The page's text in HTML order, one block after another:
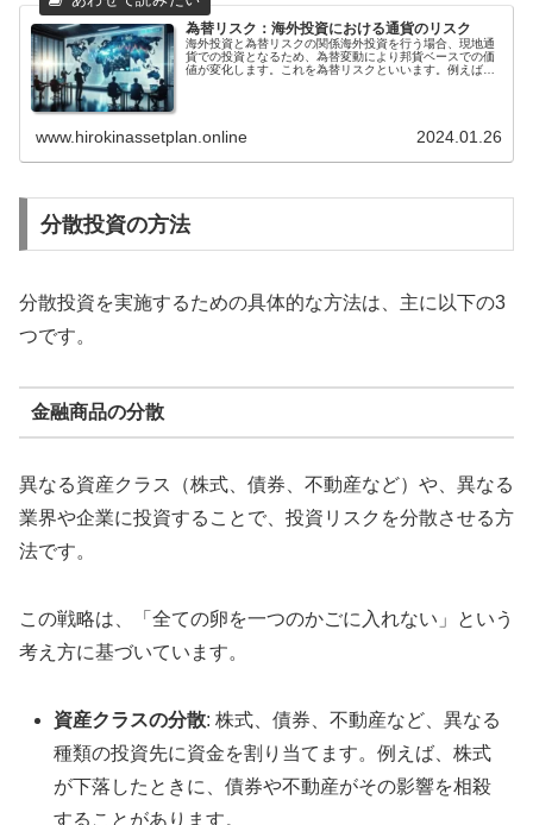
為替リスク：海外投資における通貨のリスク
海外投資と為替リスクの関係海外投資を行う場合、現地通
貨での投資となるため、為替変動により邦貨ベースでの価
値が変化します。これを為替リスクといいます。例えば、
状況が良好で、政治情勢が安定している国は、為替が比較
悪化したり、政治情勢が不安定になったりすると、為替は
が重要です。一般的には、投資対象国の通貨で投資を行う
替ヘッジを行うことで、為替変動による損失を回避するこ
www.hirokinassetplan.online 2024.01.26
分散投資の方法
分散投資を実施するための具体的な方法は、主に以下の3
つです。
金融商品の分散
異なる資産クラス（株式、債券、不動産など）や、異なる
業界や企業に投資することで、投資リスクを分散させる方
法です。
この戦略は、「全ての卵を一つのかごに入れない」という
考え方に基づいています。
資産クラスの分散: 株式、債券、不動産など、異なる
種類の投資先に資金を割り当てます。例えば、株式
が下落したときに、債券や不動産がその影響を相殺
することがあります。